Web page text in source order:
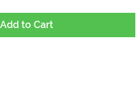
Add to Cart